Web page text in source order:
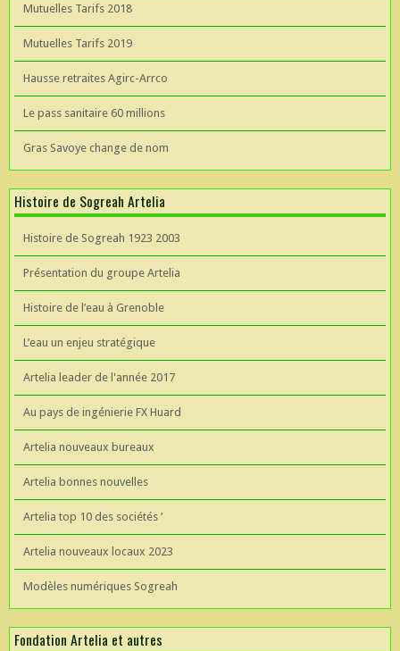
Mutuelles Tarifs 2018
Mutuelles Tarifs 2019
Hausse retraites Agirc-Arrco
Le pass sanitaire 60 millions
Gras Savoye change de nom
Histoire de Sogreah Artelia
Histoire de Sogreah 1923 2003
Présentation du groupe Artelia
Histoire de l’eau à Grenoble
L’eau un enjeu stratégique
Artelia leader de l'année 2017
Au pays de ingénierie FX Huard
Artelia nouveaux bureaux
Artelia bonnes nouvelles
Artelia top 10 des sociétés ’
Artelia nouveaux locaux 2023
Modèles numériques Sogreah
Fondation Artelia et autres